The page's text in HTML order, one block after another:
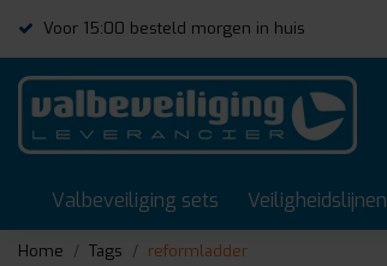
Voor 15:00 besteld morgen in huis
Valbeveiliging sets Veiligheidslijnen
Home Tags reformladder